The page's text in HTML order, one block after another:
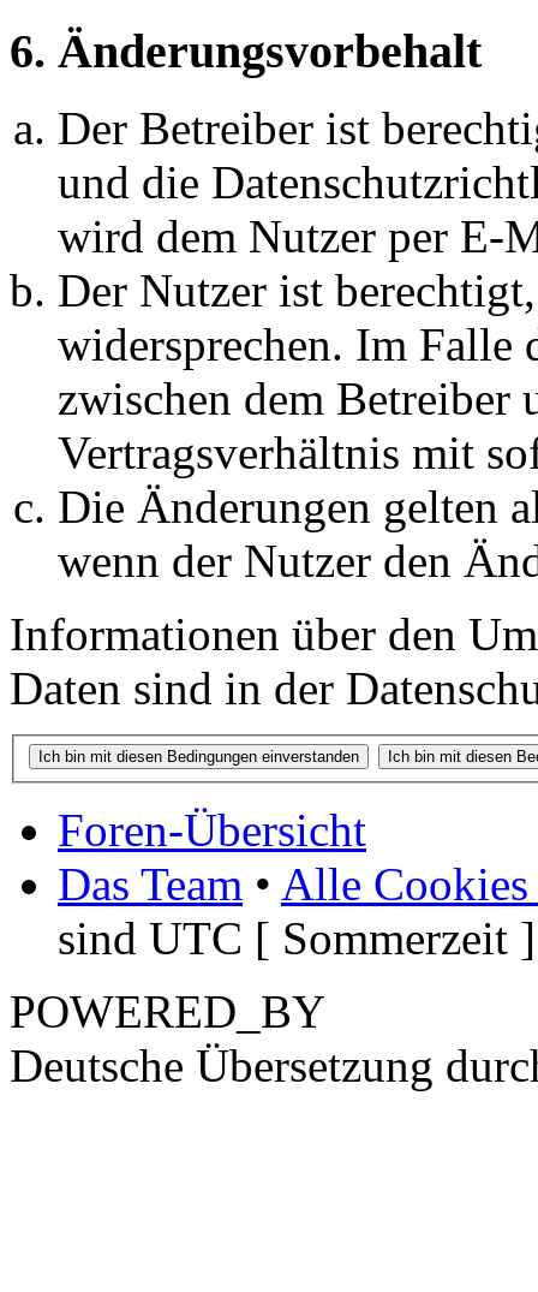
6. Änderungsvorbehalt
Der Betreiber ist
und die
wird dem Nutzer per E-
Der Nutzer ist
widersprechen. Im Falle
zwischen dem Betreiber
Vertragsverhältnis mit
Die Änderungen gelten
wenn der Nutzer den
Informationen über den
Daten sind in der
Foren-Übersicht
Das Team • Alle Cookies
sind UTC [ Sommerzeit ]
POWERED_BY
Deutsche Übersetzung